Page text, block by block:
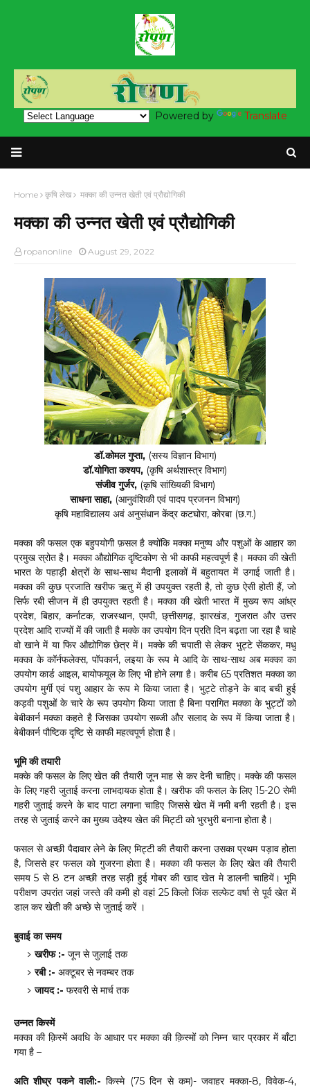
Powered by Translate
Home कृषि लेख मक्का की उन्नत खेती एवं प्रौद्योगिकी
मक्का की उन्नत खेती एवं प्रौद्योगिकी
ropanonline August 29, 2022
डॉ.कोमल गुप्ता, (सस्य विज्ञान विभाग)
डॉ.योगिता कश्यप, (कृषि अर्थशास्त्र विभाग)
संजीव गुर्जर,(कृषि सांख्यिकी विभाग)
साधना साहा, (आनुवंशिकी एवं पादप प्रजनन विभाग)
कृषि महाविद्यालय अवं अनुसंधान केंद्र कटघोरा, कोरबा (छ.ग.)
मक्का की फसल एक बहुपयोगी फ़सल है क्योंकि मक्का मनुष्य और पशुओं के आहार का
प्रमुख स्रोत है। मक्का औद्योगिक दृष्टिकोण से भी काफी महत्वपूर्ण है। मक्का की खेती
भारत के पहाड़ी क्षेत्रों के साथ-साथ मैदानी इलाकों में बहुतायत में उगाई जाती है।
मक्का की कुछ प्रजाति खरीफ ऋतु में ही उपयुक्त रहती है, तो कुछ ऐसी होती हैं, जो
सिर्फ रबी सीजन में ही उपयुक्त रहती है। मक्का की खेती भारत में मुख्य रूप आंध्र
प्रदेश, बिहार, कर्नाटक, राजस्थान, एमपी, छ्त्तीसगढ़, झारखंड, गुजरात और उत्तर
प्रदेश आदि राज्यों में की जाती है मक्के का उपयोग दिन प्रति दिन बढ़ता जा रहा है चाहे
वो खाने में या फिर औद्योगिक छेत्र में। मक्के की चपाती से लेकर भुट्टे सेंककर, मधु
मक्का के कॉर्नफलेक्स, पॉपकार्न, लइया के रूप मे आदि के साथ-साथ अब मक्का का
उपयोग कार्ड आइल, बायोफयूल के लिए भी होने लगा है। करीब 65 प्रतिशत मक्का का
उपयोग मुर्गी एवं पशु आहार के रूप मे किया जाता है। भुट्टे तोड़ने के बाद बची हुई
कड़वी पशुओं के चारे के रूप उपयोग किया जाता है बिना परागित मक्का के भुट्टों को
बेबीकार्न मक्का कहते है जिसका उपयोग सब्जी और सलाद के रूप में किया जाता है।
बेबीकार्न पौष्टिक दृष्टि से काफी महत्वपूर्ण होता है।
भूमि की तयारी
मक्के की फसल के लिए खेत की तैयारी जून माह से कर देनी चाहिए। मक्के की फसल
के लिए गहरी जुताई करना लाभदायक होता है। खरीफ की फसल के लिए 15-20 सेमी
गहरी जुताई करने के बाद पाटा लगाना चाहिए जिससे खेत में नमी बनी रहती है। इस
तरह से जुताई करने का मुख्य उदेश्य खेत की मिट्टी को भुरभुरी बनाना होता है।
फसल से अच्छी पैदावार लेने के लिए मिट्टी की तैयारी करना उसका प्रथम पड़ाव होता
है, जिससे हर फसल को गुजरना होता है। मक्का की फसल के लिए खेत की तैयारी
समय 5 से 8 टन अच्छी तरह सड़ी हुई गोबर की खाद खेत मे डालनी चाहियें। भूमि
परीक्षण उपरांत जहां जस्ते की कमी हो वहां 25 किलो जिंक सल्फेट वर्षा से पूर्व खेत में
डाल कर खेती की अच्छे से जुताई करें ।
बुवाई का समय
खरीफ :- जून से जुलाई तक
रबी :- अक्टूबर से नवम्बर तक
जायद :- फरवरी से मार्च तक
उन्नत किस्में
मक्का की क़िस्में अवधि के आधार पर मक्का की क़िस्मों को निम्न चार प्रकार में बाँटा
गया है –
अति शीघ्र पकने वाली:-किस्मे (75 दिन से कम)- जवाहर मक्का-8, विवेक-4,